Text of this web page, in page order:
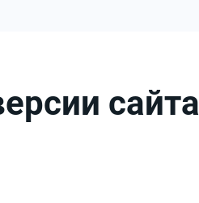
сайта